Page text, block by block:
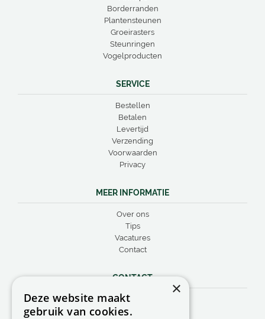
Borderranden
Plantensteunen
Groeirasters
Steunringen
Vogelproducten
SERVICE
Bestellen
Betalen
Levertijd
Verzending
Voorwaarden
Privacy
MEER INFORMATIE
Over ons
Tips
Vacatures
Contact
CONTACT
Peacock Garden Supports
Industrieweg 22
×
Deze website maakt
gebruik van cookies.